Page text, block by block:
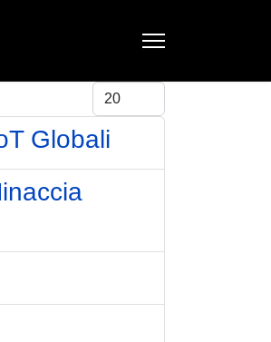
Visualizza #
Globali